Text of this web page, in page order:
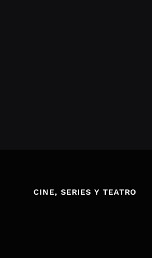
CINE, SERIES Y TEATRO